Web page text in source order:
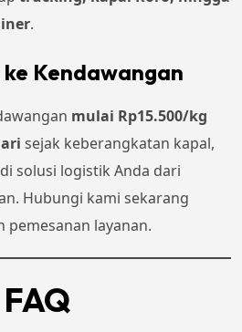
.
Kendawangan
mulai Rp15.500/kg
sejak keberangkatan kapal,
solusi logistik Anda dari
Hubungi kami sekarang
layanan.
FAQ